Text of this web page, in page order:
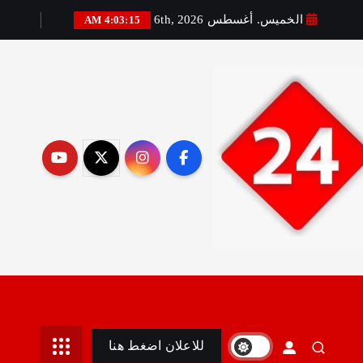
الخميس. أغسطس 6th, 2026 4:03:16 AM
أمين
للاعلان اضغط هنا